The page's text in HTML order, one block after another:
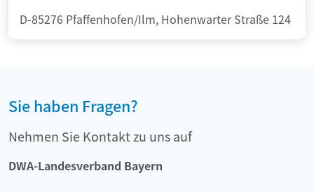
D-85276 Pfaffenhofen/Ilm, Hohenwarter Straße 124
Sie haben Fragen?
Nehmen Sie Kontakt zu uns auf
DWA-Landesverband Bayern